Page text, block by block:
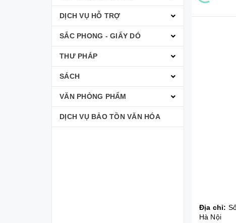
DỊCH VỤ HỖ TRỢ
SẮC PHONG - GIẤY DÓ
THƯ PHÁP
SÁCH
VĂN PHÒNG PHẨM
DỊCH VỤ BẢO TỒN VĂN HÓA
Địa chỉ:
Hà Nội